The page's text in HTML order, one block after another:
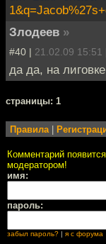
Злодеев »
#40 | 21.02.09 15:51
да да, на
cтраницы: 1
Правила|
Комментарий
модератором!
имя:
пароль:
забыл пароль? | я с форума